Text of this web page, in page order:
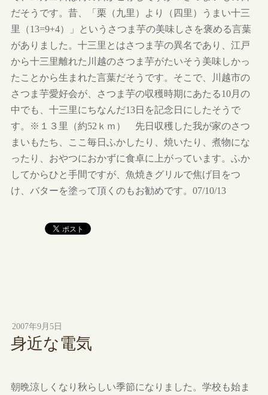
だそうです。昔、「栗（九里）より（四里）うまい十三
里（13=9+4）」というさつま芋の美味しさを褒める言葉
がありました。十三里とはさつま芋の異名であり、江戸
から十三里離れた川越のさつま芋がたいそう美味しかっ
たことから生まれた言葉だそうです。そこで、川越市の
さつま芋愛好会が、さつま芋の収穫時期にあたる10月の
中でも、十三里にちなんだ13日を記念日にしたそうで
す。※１３里（約52ｋｍ） 先日収穫した我が家のさつ
まいもたち、ここ毎日ふかしたり、焼いたり、煮物にな
ったり、おやつにおかずに食卓に上がっています。ふか
してからひと手間ですが、魚焼きグリルで焦げ目をつ
け、バターを塗って頂くのもお勧めです。07/10/13
2007年9月5日
身近な電気
朝晩涼しくなり秋らしい季節になりました。学校も始ま